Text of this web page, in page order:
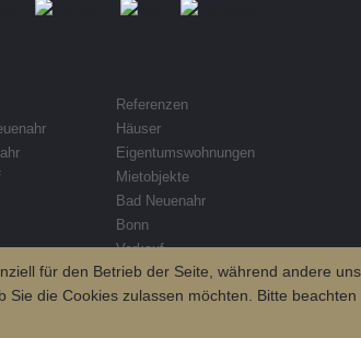
Referenzen
Häuser
Eigentumswohnungen
Mietobjekte
Bad Neuenahr
Bonn
Verkauf
Vermietung
für den Betrieb der Seite, während andere
die Cookies zulassen möchten. Bitte